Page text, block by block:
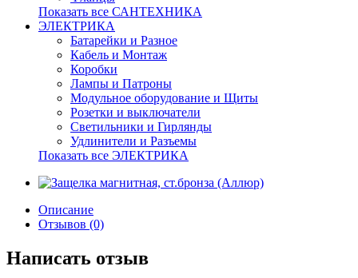
Показать все САНТЕХНИКА
ЭЛЕКТРИКА
Батарейки и Разное
Кабель и Монтаж
Коробки
Лампы и Патроны
Модульное оборудование и Щиты
Розетки и выключатели
Светильники и Гирлянды
Удлинители и Разъемы
Показать все ЭЛЕКТРИКА
Описание
Отзывов (0)
Написать отзыв